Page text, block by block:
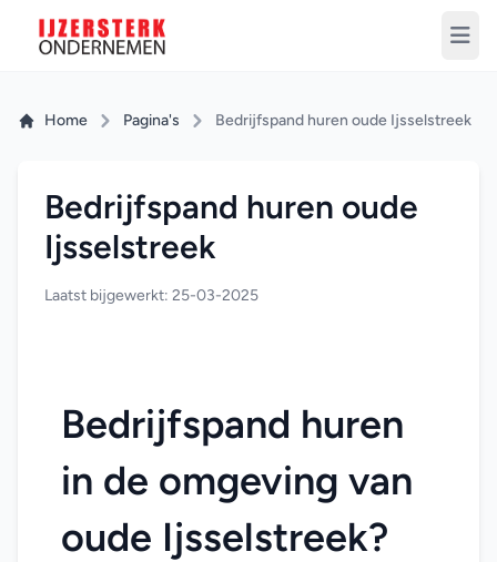
Home Pagina's Bedrijfspand huren oude Ijsselstreek
Bedrijfspand huren oude
Ijsselstreek
Laatst bijgewerkt: 25-03-2025
Bedrijfspand huren
in de omgeving van
oude Ijsselstreek?